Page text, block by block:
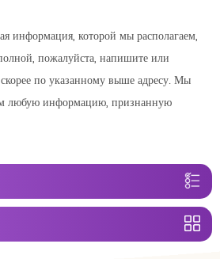
информация, которой мы располагаем,
пожалуйста, напишите или
по указанному выше адресу. Мы
любую информацию, признанную